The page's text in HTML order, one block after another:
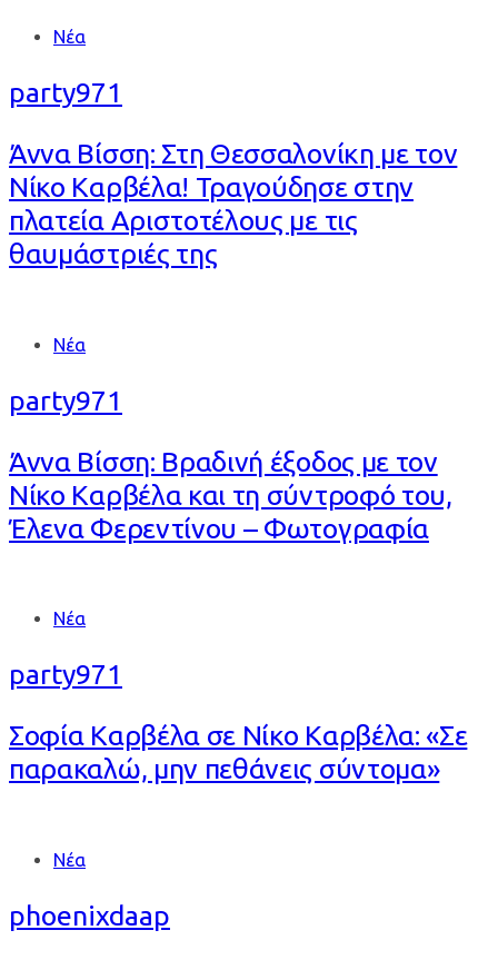
Tags Νέα
party971
Άννα Βίσση: Στη Θεσσαλονίκη με τον
Νίκο Καρβέλα! Τραγούδησε στην
πλατεία Αριστοτέλους με τις
θαυμάστριές της
Tags Νέα
party971
Άννα Βίσση: Βραδινή έξοδος με τον
Νίκο Καρβέλα και τη σύντροφό του,
Έλενα Φερεντίνου – Φωτογραφία
Tags Νέα
party971
Σοφία Καρβέλα σε Νίκο Καρβέλα: «Σε
παρακαλώ, μην πεθάνεις σύντομα»
Tags Νέα
phoenixdaap